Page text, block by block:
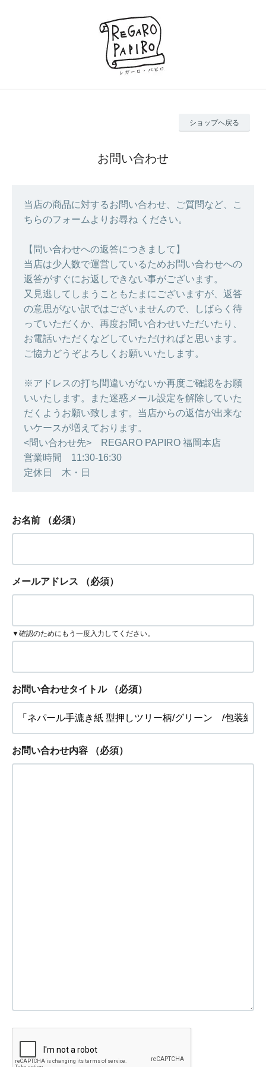
ショップへ戻る
お問い合わせ
当店の商品に対するお問い合わせ、ご質問など、こ
ちらのフォームよりお尋ね ください。
【問い合わせへの返答につきまして】
当店は少人数で運営しているためお問い合わせへの
返答がすぐにお返しできない事がございます。
又見逃してしまうこともたまにございますが、返答
の意思がない訳ではございませんので、しばらく待
っていただくか、再度お問い合わせいただいたり、
お電話いただくなどしていただければと思います。
ご協力どうぞよろしくお願いいたします。
※アドレスの打ち間違いがないか再度ご確認をお願
いいたします。また迷惑メール設定を解除していた
だくようお願い致します。当店からの返信が出来な
いケースが増えております。
<問い合わせ先> REGARO PAPIRO 福岡本店
営業時間 11:30-16:30
定休日 木・日
お名前 （必須）
メールアドレス （必須）
▼確認のためにもう一度入力してください。
お問い合わせタイトル （必須）
お問い合わせ内容 （必須）